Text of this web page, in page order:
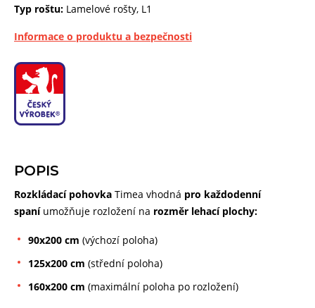
POPIS
Rozkládací pohovka Timea vhodná pro každodenní
spaní umožňuje rozložení na rozměr lehací plochy:
90x200 cm (výchozí poloha)
125x200 cm (střední poloha)
160x200 cm (maximální poloha po rozložení)
Typ roštu: Lamelové rošty, L1
Informace o produktu a bezpečnosti